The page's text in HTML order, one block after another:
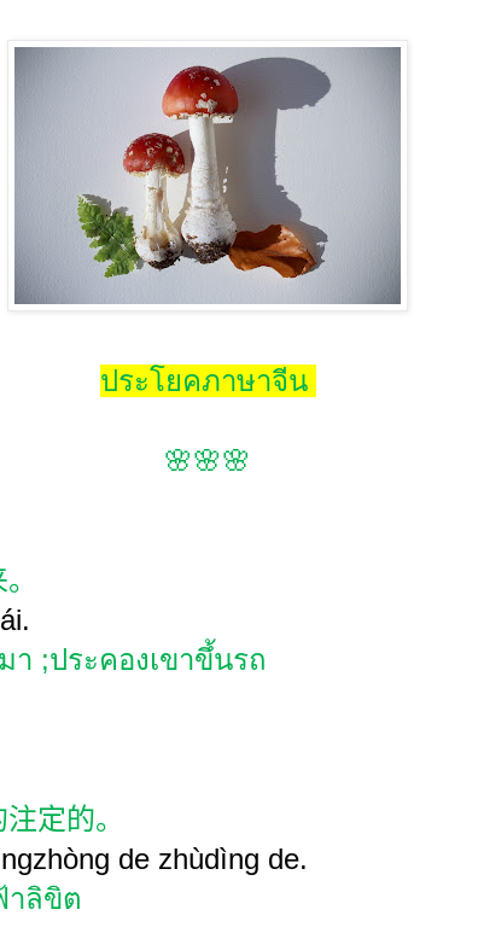
ประโยคภาษาจีน
🌸🌸🌸
า ;ประคองเขาขึ้นรถ
定的。
de zhùdìng de.
าลิขิต